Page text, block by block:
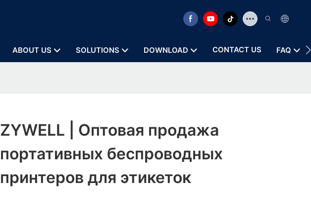
ABOUT US SOLUTIONS DOWNLOAD CONTACT US FAQ
ZYWELL | Оптовая продажа
портативных беспроводных
принтеров для этикеток